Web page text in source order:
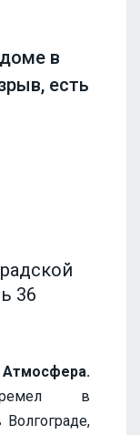
в
есть
36
в